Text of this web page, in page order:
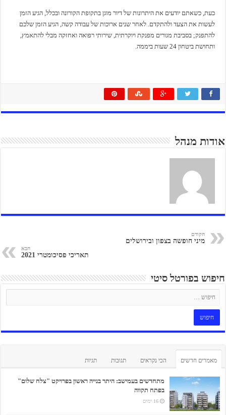
כעת, כשאתם יודעים את היתרונות של דיור מוגן בתקופת הקורונה ובכלל, הגיע הזמן
לעשות את הצעד ולהתקדם. לאחר שנים ארוכות של עבודה קשה, הגיע הזמן שלכם
להתפנק; בסביבת מגורים מפנקת ויוקרתית, שירותי רפואה ואחזקה מבלי להתאמץ,
ותחושת ביטחון 24 שעות ביממה.
אודות מנהל
הקודם
מיני חופשה בצפון ובירושלים
הבא
תאריכי פסיכומטרי 2021
חיפוש בפורטל סיטי
מאמרים חדשים הכי נקראים תגובות תגיות
מתחדשים בעמישב: היתר בנייה ראשון בפרויקט "צלח שלום"
בפתח תקווה
16 ימים